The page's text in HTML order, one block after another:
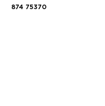
874 75370